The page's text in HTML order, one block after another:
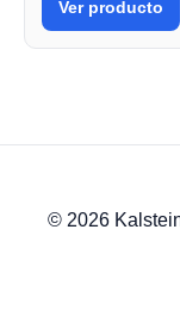
Ver producto
© 2026